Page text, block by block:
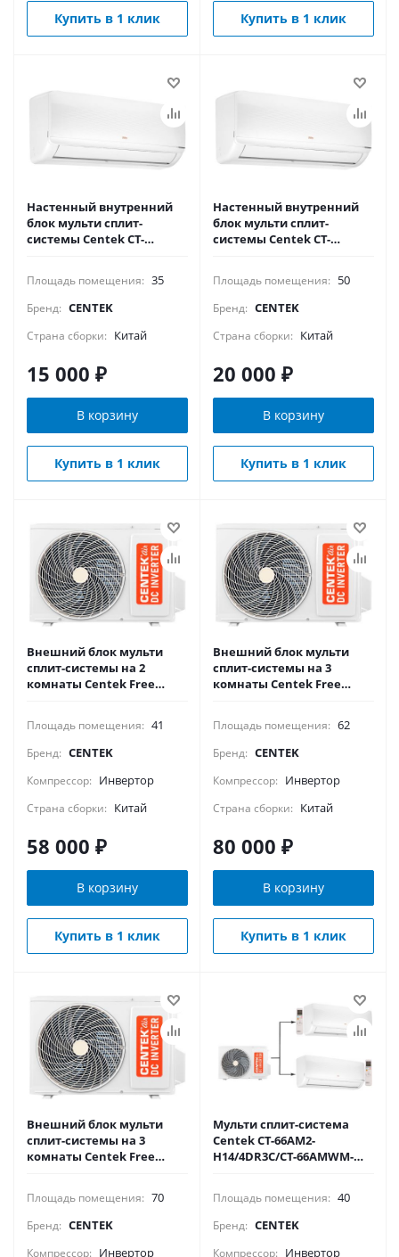
Купить в 1 клик Купить в 1 клик
Настенный внутренний
блок мульти сплит-
системы Centek CT-
Площадь помещения: 35
Бренд: CENTEK
Страна сборки: Китай
15 000 ₽
В корзину
Купить в 1 клик
Настенный внутренний
блок мульти сплит-
системы Centek CT-
Площадь помещения: 50
Бренд: CENTEK
Страна сборки: Китай
20 000 ₽
В корзину
Купить в 1 клик
Внешний блок мульти
сплит-системы на 2
комнаты Centek Free
Площадь помещения: 41
Бренд: CENTEK
Компрессор: Инвертор
Страна сборки: Китай
58 000 ₽
В корзину
Купить в 1 клик
Внешний блок мульти
сплит-системы на 3
комнаты Centek Free
Площадь помещения: 62
Бренд: CENTEK
Компрессор: Инвертор
Страна сборки: Китай
80 000 ₽
В корзину
Купить в 1 клик
Внешний блок мульти
сплит-системы на 3
комнаты Centek Free
Площадь помещения: 70
Бренд: CENTEK
Компрессор: Инвертор
Мульти сплит-система
Centek CT-66AM2-
H14/4DR3C/CT-66AMWM-
Площадь помещения: 40
Бренд: CENTEK
Компрессор: Инвертор